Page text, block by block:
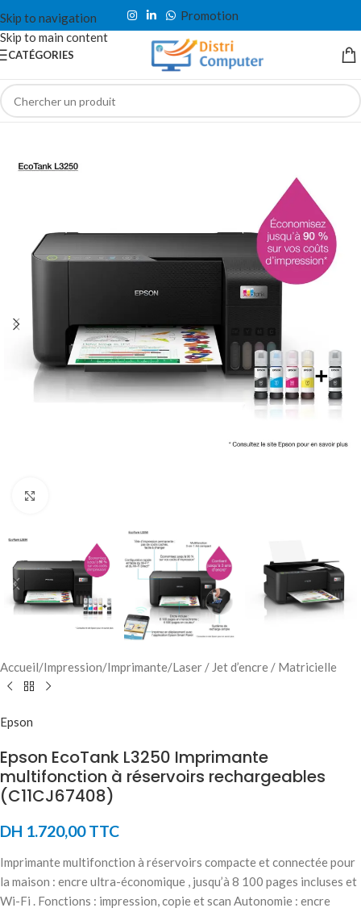
Skip to navigation
Skip to main content
Promotion
CATÉGORIES
Accueil/Impression/Imprimante/Laser / Jet d’encre / Matricielle
Epson
Epson EcoTank L3250 Imprimante
multifonction à réservoirs rechargeables
(C11CJ67408)
DH 1.720,00TTC
Imprimante multifonction à réservoirs compacte et connectée pour
la maison : encre ultra-économique , jusqu’à 8 100 pages incluses et
Wi-Fi . Fonctions : impression, copie et scan Autonomie : encre